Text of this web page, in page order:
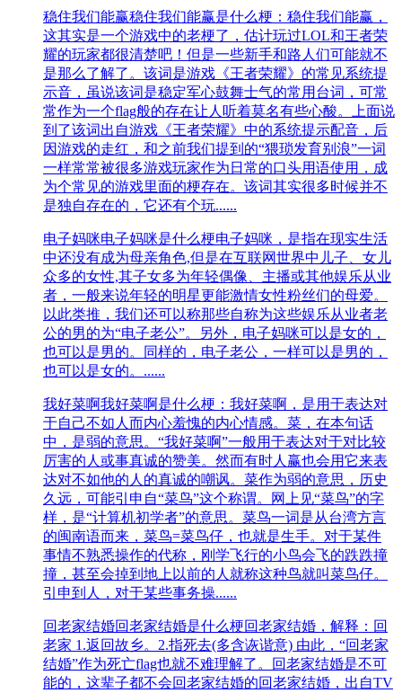
稳住我们能赢稳住我们能赢是什么梗：稳住我们能赢，
这其实是一个游戏中的老梗了，估计玩过LOL和王者荣
耀的玩家都很清楚吧！但是一些新手和路人们可能就不
是那么了解了。该词是游戏《王者荣耀》的常见系统提
示音，虽说该词是稳定军心鼓舞士气的常用台词，可常
常作为一个flag般的存在让人听着莫名有些心酸。上面说
到了该词出自游戏《王者荣耀》中的系统提示配音，后
因游戏的走红，和之前我们提到的“猥琐发育别浪”一词
一样常常被很多游戏玩家作为日常的口头用语使用，成
为个常见的游戏里面的梗存在。该词其实很多时候并不
是独自存在的，它还有个玩......
电子妈咪电子妈咪是什么梗电子妈咪，是指在现实生活
中还没有成为母亲角色,但是在互联网世界中儿子、女儿
众多的女性,其子女多为年轻偶像、主播或其他娱乐从业
者，一般来说年轻的明星更能激情女性粉丝们的母爱。
以此类推，我们还可以称那些自称为这些娱乐从业者老
公的男的为“电子老公”。另外，电子妈咪可以是女的，
也可以是男的。同样的，电子老公，一样可以是男的，
也可以是女的。......
我好菜啊我好菜啊是什么梗：我好菜啊，是用于表达对
于自己不如人而内心羞愧的内心情感。菜，在本句话
中，是弱的意思。“我好菜啊”一般用于表达对于对比较
厉害的人或事真诚的赞美。然而有时人赢也会用它来表
达对不如他的人的真诚的嘲讽。菜作为弱的意思，历史
久远，可能引申自“菜鸟”这个称谓。网上见“菜鸟”的字
样，是“计算机初学者”的意思。菜鸟一词是从台湾方言
的闽南语而来，菜鸟=菜鸟仔，也就是生手。对于某件
事情不熟悉操作的代称，刚学飞行的小鸟会飞的跌跌撞
撞，甚至会掉到地上以前的人就称这种鸟就叫菜鸟仔。
引申到人，对于某些事务操......
回老家结婚回老家结婚是什么梗回老家结婚，解释：回
老家 1.返回故乡。2.指死去(多含诙谐意) 由此，“回老家
结婚”作为死亡flag也就不难理解了。回老家结婚是不可
能的，这辈子都不会回老家结婚的回老家结婚，出自TV